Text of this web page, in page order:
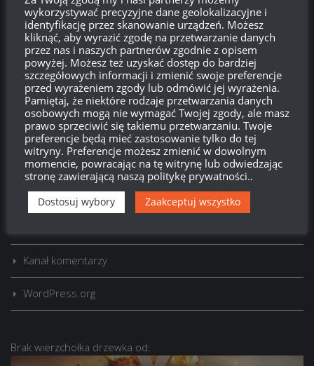
Szukaj:
LOGOWANIE
Zarejestruj się
Zaloguj się
Kanał komentarzy
WordPress.org
Brak wierzchołka drzewka od:
wykorzystywać precyzyjne dane geolokalizacyjne i
identyfikację przez skanowanie urządzeń. Możesz
kliknąć, aby wyrazić zgodę na przetwarzanie danych
przez nas i naszych partnerów zgodnie z opisem
powyżej. Możesz też uzyskać dostęp do bardziej
szczegółowych informacji i zmienić swoje preferencje
przed wyrażeniem zgody lub odmówić jej wyrażenia.
Pamiętaj, że niektóre rodzaje przetwarzania danych
osobowych mogą nie wymagać Twojej zgody, ale masz
prawo sprzeciwić się takiemu przetwarzaniu. Twoje
preferencje będą mieć zastosowanie tylko do tej
witryny. Preferencje możesz zmienić w dowolnym
momencie, powracając na tę witrynę lub odwiedzając
stronę zawierającą naszą politykę prywatności..
Dostosuj wybory Zaakceptuj wszystko